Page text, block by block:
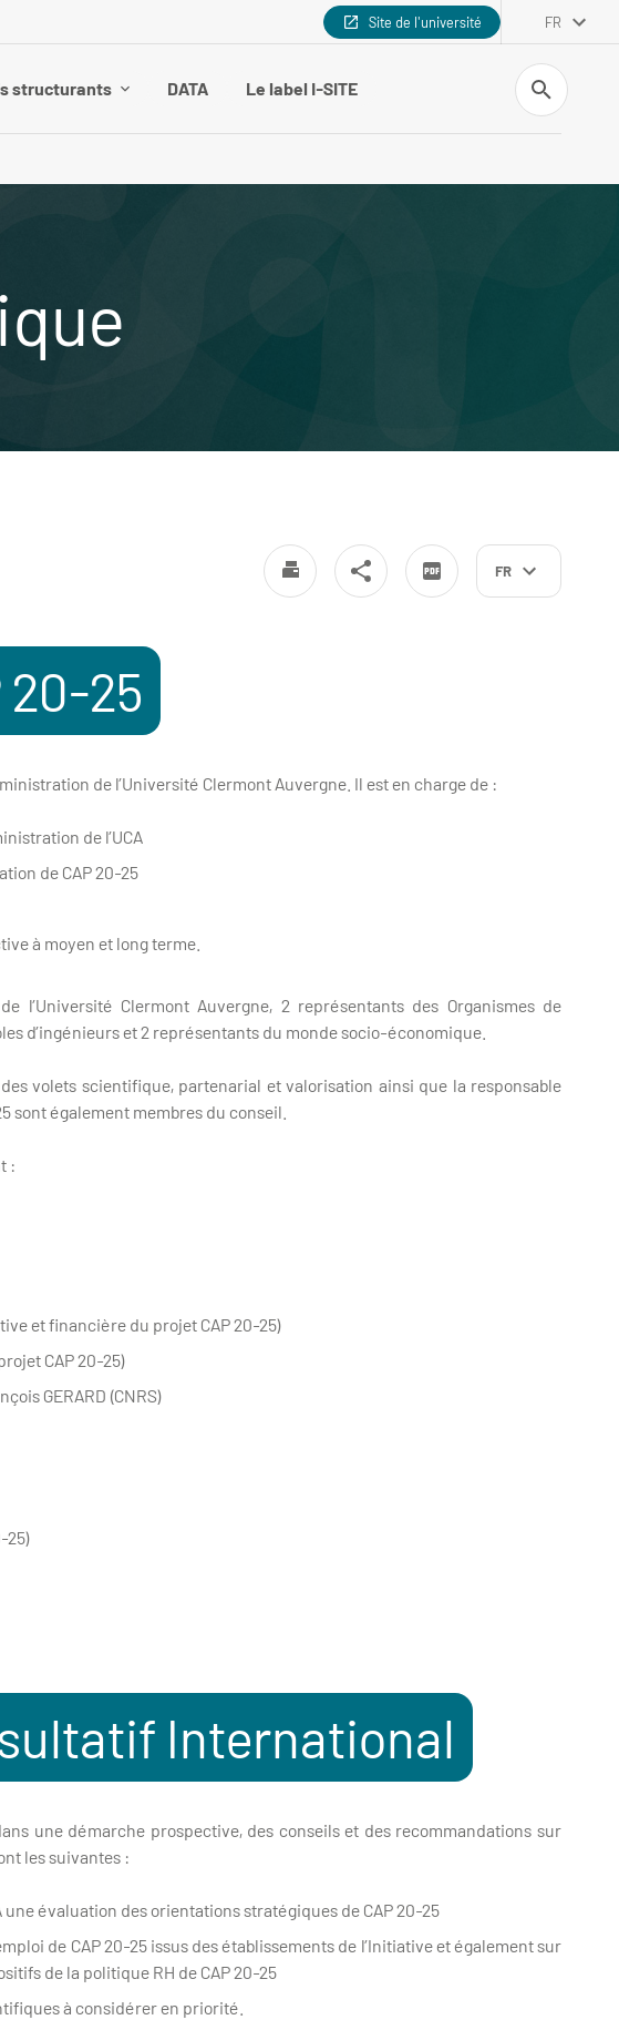
Site de l'université FR
structurants DATA Le label I-SITE
Recherche
FR
20-25
de l’Université Clermont Auvergne. Il est en charge de :
de l’UCA
de CAP 20-25
à moyen et long terme.
l’Université Clermont Auvergne, 2 représentants des Organismes de
d’ingénieurs et 2 représentants du monde socio-économique.
volets scientifique, partenarial et valorisation ainsi que la responsable
sont également membres du conseil.
:
et financière du projet CAP 20-25)
CAP 20-25)
GERARD (CNRS)
25)
International
une démarche prospective, des conseils et des recommandations sur
les suivantes :
une évaluation des orientations stratégiques de CAP 20-25
de CAP 20-25 issus des établissements de l’Initiative et également sur
de la politique RH de CAP 20-25
à considérer en priorité.